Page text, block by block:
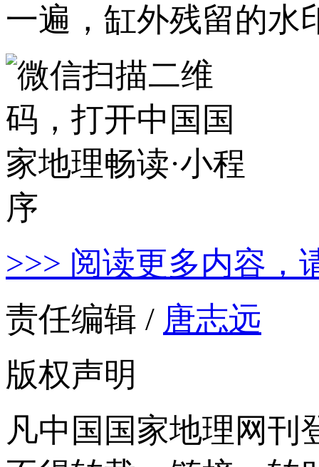
一遍，缸外残留的水
>>> 阅读更多内容，
责任编辑 / 唐志远
版权声明
凡中国国家地理网刊